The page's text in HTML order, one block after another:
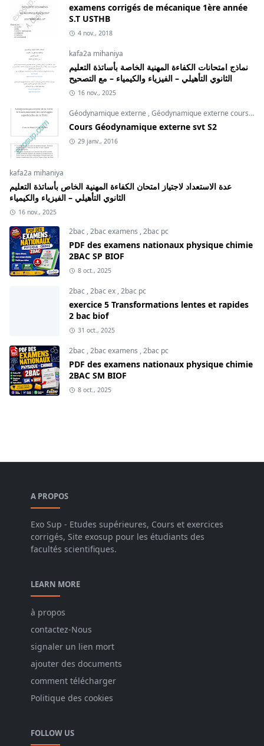
examens corrigés de mécanique 1ère année
S.T USTHB
4 nov., 2018
kafa2a mihaniya
نماذج امتحانات الكفاءة المهنية الخاصة بأساتذة التعليم
الثانوي التأهيلي – الفيزياء والكيمياء – مع التصحيح
16 nov., 2025
Géodynamique externe ,Géodynamique externe cours ,
Cours Géodynamique externe svt S2
29 janv., 2016
kafa2a mihaniya
عدة الاستعداد لاجتياز امتحان الكفاءة المهنية الخاص بأساتذة التعليم
الثانوي التأهيلي – الفيزياء والكيمياء
16 nov., 2025
2bac ,2bac examens ,2bac pc
PDF des examens nationaux physique chimie
2BAC SP BIOF
8 oct., 2025
2bac ,2bac ex ,2bac pc
exercice 5 Transformations lentes et rapides
2 bac biof
31 oct., 2025
2bac ,2bac examens ,2bac pc
PDF des examens nationaux physique chimie
2BAC SM BIOF
8 oct., 2025
A PROPOS
Exo Sup - Etudes supérieures, Cours et exercices
corrigés, Site exosup pour les étudiants des
facultés scientifiques.
LEARN MORE
à propos
contactez-Nous
signaler un lien mort
ajouter des documents
comment télécharger
Politique des cookies
FOLLOW US